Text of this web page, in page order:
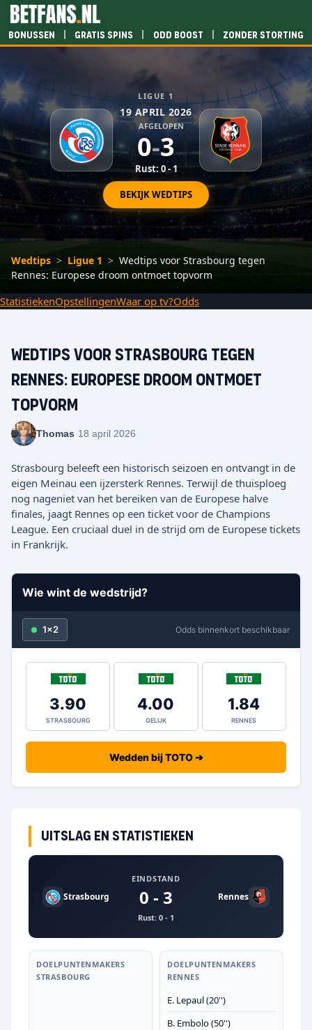
Bonussen | Gratis spins | Odd boost | Zonder storting
LIGUE 1
19 APRIL 2026
AFGELOPEN
0-3
Rust: 0 - 1
BEKIJK WEDTIPS
Wedtips > Ligue 1 > Wedtips voor Strasbourg tegen
Rennes: Europese droom ontmoet topvorm
StatistiekenOpstellingenWaar op tv?Odds
Wedtips voor Strasbourg tegen
Rennes: Europese droom ontmoet
topvorm
Thomas·18 april 2026
Strasbourg beleeft een historisch seizoen en ontvangt in de
eigen Meinau een ijzersterk Rennes. Terwijl de thuisploeg
nog nageniet van het bereiken van de Europese halve
finales, jaagt Rennes op een ticket voor de Champions
League. Een cruciaal duel in de strijd om de Europese tickets
in Frankrijk.
Wie wint de wedstrijd?
1x2 Odds binnenkort beschikbaar
3.90
STRASBOURG
4.00
GELIJK
1.84
RENNES
Wedden bij TOTO ➔
Uitslag en statistieken
Strasbourg
EINDSTAND
0 - 3
Rust: 0 - 1
Rennes
DOELPUNTENMAKERS
STRASBOURG
DOELPUNTENMAKERS
RENNES
E. Lepaul (20'')
B. Embolo (50'')